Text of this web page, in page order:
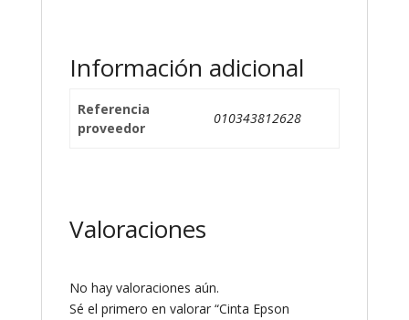
Información adicional
Referencia
proveedor
010343812628
Valoraciones
No hay valoraciones aún.
Sé el primero en valorar “Cinta Epson